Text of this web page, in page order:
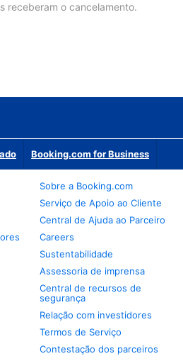
receberam o cancelamento.
Booking.com for Business
Sobre a Booking.com
Serviço de Apoio ao Cliente
Central de Ajuda ao Parceiro
Careers
Sustentabilidade
Assessoria de imprensa
Central de recursos de
segurança
Relação com investidores
Termos de Serviço
Contestação dos parceiros